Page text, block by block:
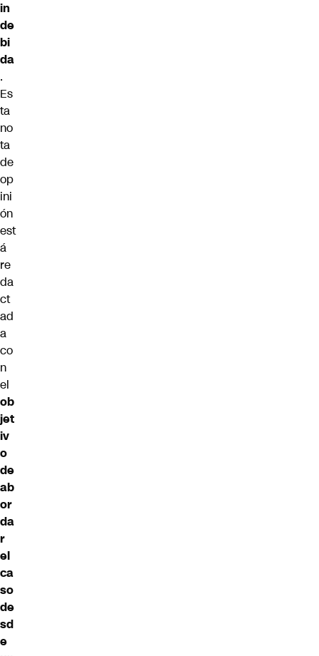
in
de
bi
da
.
Es
ta
no
ta
de
op
ini
ón
est
á
re
da
ct
ad
a
co
n
el
ob
jet
iv
o
de
ab
or
da
r
el
ca
so
de
sd
e